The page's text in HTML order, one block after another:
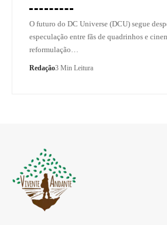
O futuro do DC Universe (DCU) segue
especulação entre fãs de quadrinhos e
reformulação…
Redação3 Min Leitura